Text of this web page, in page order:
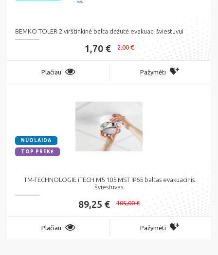
BEMKO TOLER 2 virštinkinė balta dėžutė evakuac. šviestuvui
1,70 € 2,00 €
Plačiau Pažymėti
NUOLAIDA
TOP PREKĖ
TM-TECHNOLOGIE iTECH M5 105 MST IP65 baltas evakuacinis
šviestuvas
89,25 € 105,00 €
Plačiau Pažymėti